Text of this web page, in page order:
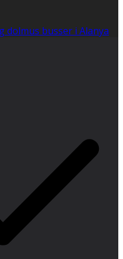
dolmus busser i Alanya